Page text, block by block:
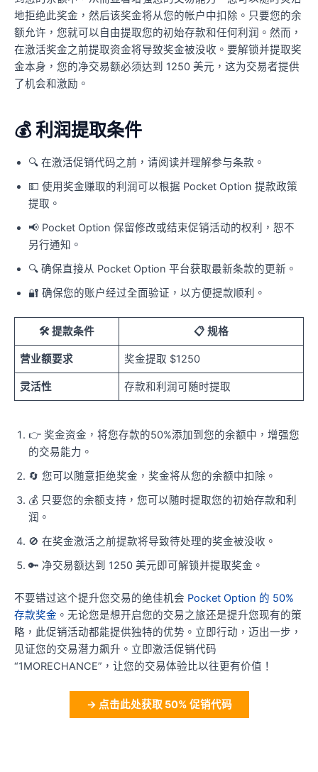
地拒绝此奖金，然后该奖金将从您的帐户中扣除。只要您的余
额允许，您就可以自由提取您的初始存款和任何利润。然而，
在激活奖金之前提取资金将导致奖金被没收。要解锁并提取奖
金本身，您的净交易额必须达到 1250 美元，这为交易者提供
了机会和激励。
💰 利润提取条件
🔍 在激活促销代码之前，请阅读并理解参与条款。
💵 使用奖金赚取的利润可以根据 Pocket Option 提款政策
提取。
📢 Pocket Option 保留修改或结束促销活动的权利，恕不
另行通知。
🔍 确保直接从 Pocket Option 平台获取最新条款的更新。
🔐 确保您的账户经过全面验证，以方便提款顺利。
🛠 提款条件 📋 规格
营业额要求 奖金提取 $1250
灵活性 存款和利润可随时提取
👉 奖金资金，将您存款的50%添加到您的余额中，增强您
的交易能力。
🔄 您可以随意拒绝奖金，奖金将从您的余额中扣除。
💰 只要您的余额支持，您可以随时提取您的初始存款和利
润。
🚫 在奖金激活之前提款将导致待处理的奖金被没收。
🔑 净交易额达到 1250 美元即可解锁并提取奖金。
不要错过这个提升您交易的绝佳机会 Pocket Option 的 50%
存款奖金 。无论您是想开启您的交易之旅还是提升您现有的策
略，此促销活动都能提供独特的优势。立即行动，迈出一步，
见证您的交易潜力飙升。立即激活促销代码
“1MORECHANCE”，让您的交易体验比以往更有价值！
→ 点击此处获取 50% 促销代码